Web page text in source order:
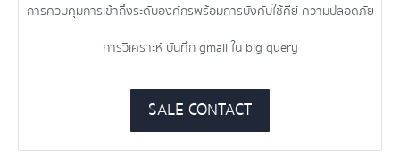
การควบคุมการเข้าถึงระดับองค์กรพร้อมการบังคับใช้คีย์ ความปลอดภัย
การวิเคราะห์ บันทึก gmail ใน big query
SALE CONTACT